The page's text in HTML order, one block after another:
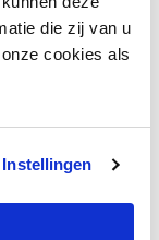
die zij van u
cookies als
Instellingen